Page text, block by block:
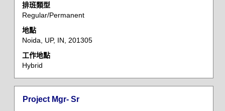
排班類型
Regular/Permanent
地點
Noida, UP, IN, 201305
工作地點
Hybrid
檢
視
工
作
訊
的
內
標
Project Mgr- Sr
選